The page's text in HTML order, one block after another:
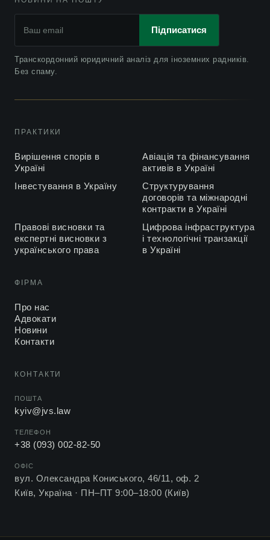
Підписатися
Транскордонний юридичний аналіз для іноземних радників.
Без спаму.
ПРАКТИКИ
Вирішення спорів в
Україні
Авіація та фінансування
активів в Україні
Інвестування в Україну
Структурування
договорів та міжнародні
контракти в Україні
Правові висновки та
експертні висновки з
українського права
Цифрова інфраструктура
і технологічні транзакції
в Україні
ФІРМА
Про нас
Адвокати
Новини
Контакти
КОНТАКТИ
ПОШТА
kyiv@jvs.law
ТЕЛЕФОН
+38 (093) 002-82-50
ОФІС
вул. Олександра Кониського, 46/11, оф. 2
Київ, Україна · ПН–ПТ 9:00–18:00 (Київ)